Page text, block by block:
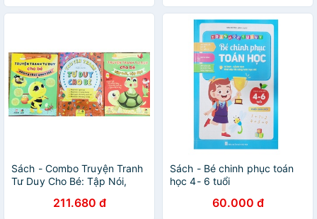
Sách - Combo Truyện Tranh
Tư Duy Cho Bé: Tập Nói,
Tốt (Bộ 3 Cuốn)
211.680 đ
Sách - Bé chinh phục toán
học 4- 6 tuổi
60.000 đ